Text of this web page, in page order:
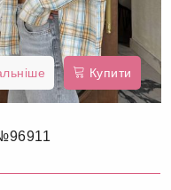
Купити